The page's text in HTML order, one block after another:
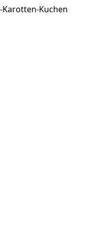
Karotten-Kuchen